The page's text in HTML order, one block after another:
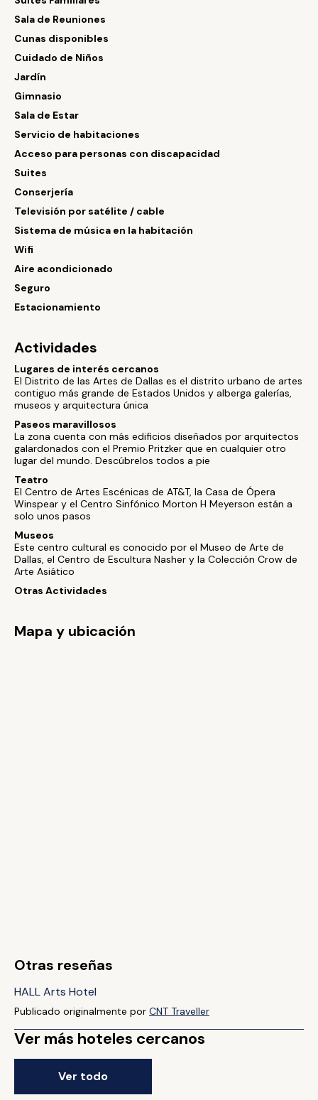
Sala de Reuniones
Cunas disponibles
Cuidado de Niños
Jardín
Gimnasio
Sala de Estar
Servicio de habitaciones
Acceso para personas con discapacidad
Suites
Conserjería
Televisión por satélite / cable
Sistema de música en la habitación
Wifi
Aire acondicionado
Seguro
Estacionamiento
Actividades
Lugares de interés cercanos
El Distrito de las Artes de Dallas es el distrito urbano de artes
contiguo más grande de Estados Unidos y alberga galerías,
museos y arquitectura única
Paseos maravillosos
La zona cuenta con más edificios diseñados por arquitectos
galardonados con el Premio Pritzker que en cualquier otro
lugar del mundo. Descúbrelos todos a pie
Teatro
El Centro de Artes Escénicas de AT&T, la Casa de Ópera
Winspear y el Centro Sinfónico Morton H Meyerson están a
solo unos pasos
Museos
Este centro cultural es conocido por el Museo de Arte de
Dallas, el Centro de Escultura Nasher y la Colección Crow de
Arte Asiático
Otras Actividades
Mapa y ubicación
Otras reseñas
HALL Arts Hotel
Publicado originalmente por CNT Traveller
Ver más hoteles cercanos
Ver todo